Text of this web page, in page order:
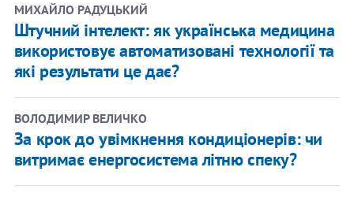
МИХАЙЛО РАДУЦЬКИЙ
Штучний інтелект: як українська медицина
використовує автоматизовані технології та
які результати це дає?
ВОЛОДИМИР ВЕЛИЧКО
За крок до увімкнення кондиціонерів: чи
витримає енергосистема літню спеку?